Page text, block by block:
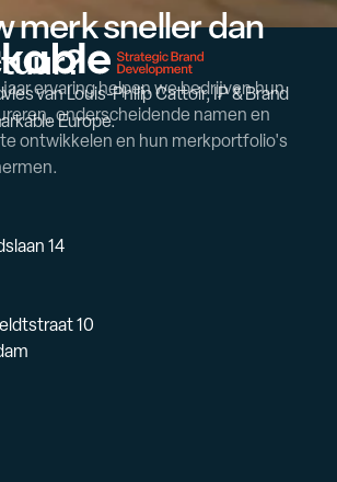
merk sneller dan
van Louis-Philip Cattoir, IP & Brand
Europe.
ervaring helpen we bedrijven hun
onderscheidende namen en
ontwikkelen en hun merkportfolio's
14
10